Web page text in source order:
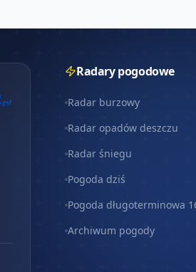
Radary pogodowe
Radar burzowy
Radar opadów deszczu
Radar śniegu
Pogoda dziś
Pogoda długoterminowa
Archiwum pogody